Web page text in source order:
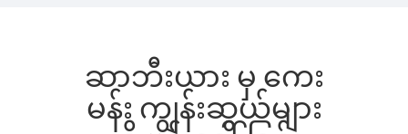
ဆာဘီးယား မှ ကေး
မန်း ကျွန်းဆွယ်များ